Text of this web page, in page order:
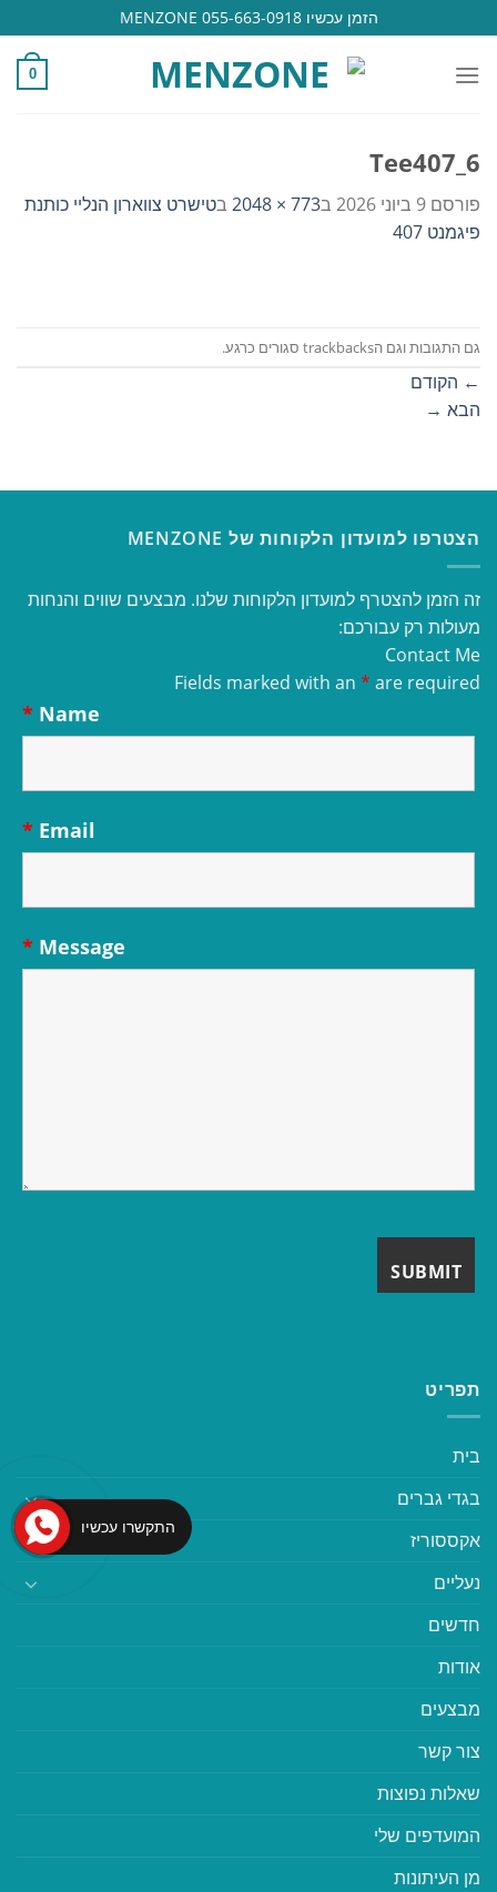
to
content
הזמן עכשיו 055-663-0918 MENZONE
0
Tee407_6
פורסם 9 ביוני 2026 ב773 × 2048 בטישרט צווארון הנליי כותנת
פיגמנט 407
גם התגובות וגם הtrackbacks סגורים כרגע.
← הקודם
הבא →
הצטרפו למועדון הלקוחות של MENZONE
זה הזמן להצטרף למועדון הלקוחות שלנו. מבצעים שווים והנחות
מעולות רק עבורכם:
Contact Me
Fields marked with an * are required
Name
*
Email
*
Message
*
תפריט
בית
בגדי גברים
אקססוריז
נעליים
חדשים
אודות
מבצעים
צור קשר
שאלות נפוצות
המועדפים שלי
מן העיתונות
התקשרו עכשיו